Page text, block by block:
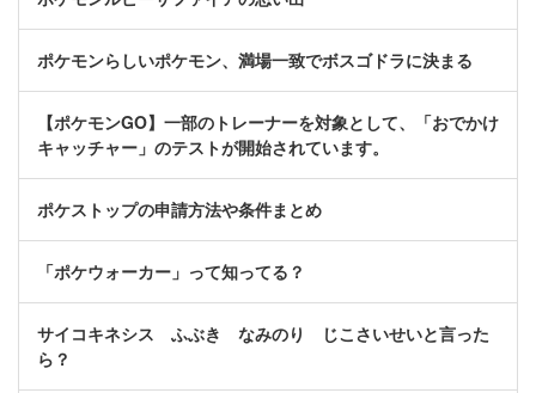
ポケモンらしいポケモン、満場一致でボスゴドラに決まる
【ポケモンGO】一部のトレーナーを対象として、「おでかけ
キャッチャー」のテストが開始されています。
ポケストップの申請方法や条件まとめ
「ポケウォーカー」って知ってる？
サイコキネシス ふぶき なみのり じこさいせいと言った
ら？